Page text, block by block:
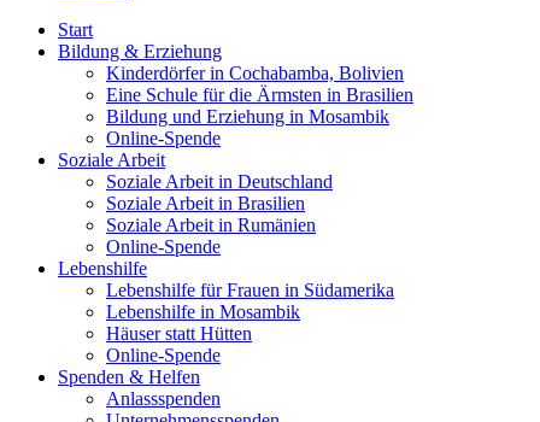
Start
Bildung & Erziehung
Kinderdörfer in Cochabamba, Bolivien
Eine Schule für die Ärmsten in Brasilien
Bildung und Erziehung in Mosambik
Online-Spende
Soziale Arbeit
Soziale Arbeit in Deutschland
Soziale Arbeit in Brasilien
Soziale Arbeit in Rumänien
Online-Spende
Lebenshilfe
Lebenshilfe für Frauen in Südamerika
Lebenshilfe in Mosambik
Häuser statt Hütten
Online-Spende
Spenden & Helfen
Anlassspenden